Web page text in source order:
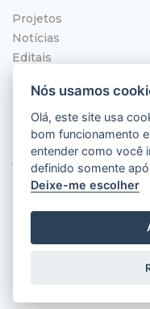
Projetos
Notícias
Editais
Localização
Hospital Universitário
Av. Nilo Peçanha, 620 -
Natal - RN, 59012-300
2026 © LAIS
Nós usamos
Olá, este site usa
bom funcionamento
entender como você
definido somente
Deixe-me escolher